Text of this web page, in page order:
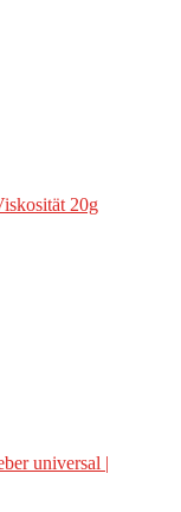
20g
universal |